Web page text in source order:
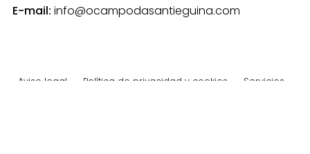
E-mail: info@ocampodasantieguina.com
Aviso legal Política de privacidad y cookies Servicios